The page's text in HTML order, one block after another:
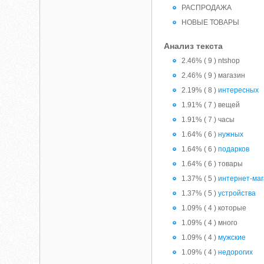
РАСПРОДАЖА
НОВЫЕ ТОВАРЫ
Анализ текста
2.46% ( 9 ) ntshop
2.46% ( 9 ) магазин
2.19% ( 8 )интересных
1.91% ( 7 ) вещей
1.91% ( 7 ) часы
1.64% ( 6 )нужных
1.64% ( 6 )подарков
1.64% ( 6 ) товары
1.37% ( 5 )интернет-
1.37% ( 5 )устройства
1.09% ( 4 ) которые
1.09% ( 4 ) много
1.09% ( 4 )мужские
1.09% ( 4 )недорогих